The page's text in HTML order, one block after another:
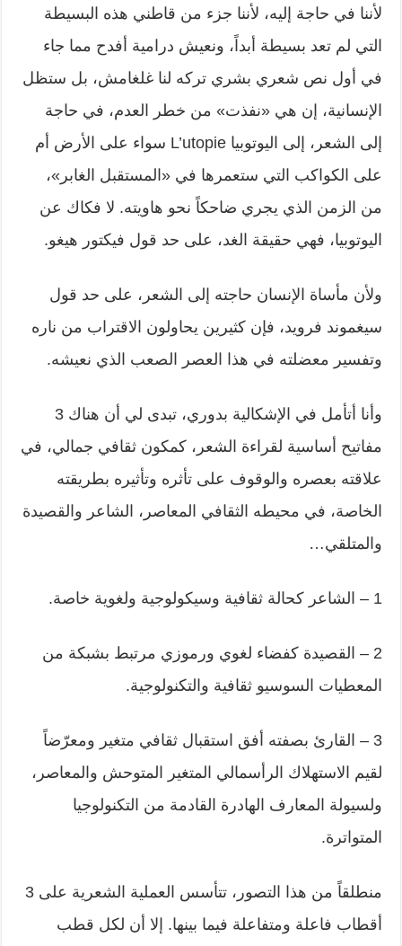
لأننا في حاجة إليه، لأننا جزء من قاطني هذه البسيطة
التي لم تعد بسيطة أبداً، ونعيش درامية أفدح مما جاء
في أول نص شعري بشري تركه لنا غلغامش، بل ستظل
الإنسانية، إن هي «نفذت» من خطر العدم، في حاجة
إلى الشعر، إلى اليوتوبيا L’utopie سواء على الأرض أم
على الكواكب التي ستعمرها في «المستقبل الغابر»،
من الزمن الذي يجري ضاحكاً نحو هاويته. لا فكاك عن
اليوتوبيا، فهي حقيقة الغد، على حد قول فيكتور هيغو.
ولأن مأساة الإنسان حاجته إلى الشعر، على حد قول
سيغموند فرويد، فإن كثيرين يحاولون الاقتراب من ناره
وتفسير معضلته في هذا العصر الصعب الذي نعيشه.
وأنا أتأمل في الإشكالية بدوري، تبدى لي أن هناك 3
مفاتيح أساسية لقراءة الشعر، كمكون ثقافي جمالي، في
علاقته بعصره والوقوف على تأثره وتأثيره بطريقته
الخاصة، في محيطه الثقافي المعاصر، الشاعر والقصيدة
والمتلقي…
1 – الشاعر كحالة ثقافية وسيكولوجية ولغوية خاصة.
2 – القصيدة كفضاء لغوي ورموزي مرتبط بشبكة من
المعطيات السوسيو ثقافية والتكنولوجية.
3 – القارئ بصفته أفق استقبال ثقافي متغير ومعرّضاً
لقيم الاستهلاك الرأسمالي المتغير المتوحش والمعاصر،
ولسيولة المعارف الهادرة القادمة من التكنولوجيا
المتواترة.
منطلقاً من هذا التصور، تتأسس العملية الشعرية على 3
أقطاب فاعلة ومتفاعلة فيما بينها. إلا أن لكل قطب